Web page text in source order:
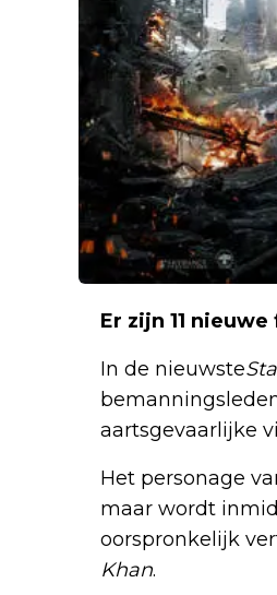
Er zijn 11
In de nieuwste
aartsgevaarlijke
Het personage
maar wordt
oorspronkelijk
Khan.